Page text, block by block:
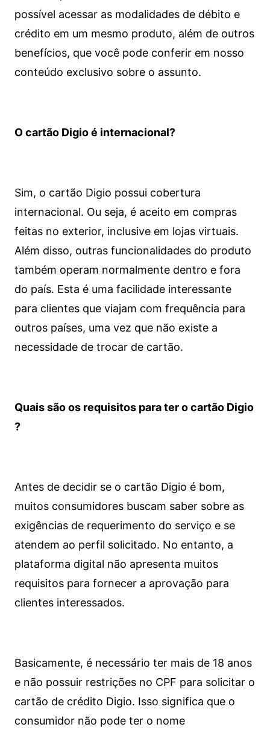
possível acessar as modalidades de débito e
crédito em um mesmo produto, além de outros
benefícios, que você pode conferir em nosso
conteúdo exclusivo sobre o assunto.
O cartão Digio é internacional?
Sim, o cartão Digio possui cobertura
internacional. Ou seja, é aceito em compras
feitas no exterior, inclusive em lojas virtuais.
Além disso, outras funcionalidades do produto
também operam normalmente dentro e fora
do país. Esta é uma facilidade interessante
para clientes que viajam com frequência para
outros países, uma vez que não existe a
necessidade de trocar de cartão.
Quais são os requisitos para ter o cartão Digio
?
Antes de decidir se o cartão Digio é bom,
muitos consumidores buscam saber sobre as
exigências de requerimento do serviço e se
atendem ao perfil solicitado. No entanto, a
plataforma digital não apresenta muitos
requisitos para fornecer a aprovação para
clientes interessados.
Basicamente, é necessário ter mais de 18 anos
e não possuir restrições no CPF para solicitar o
cartão de crédito Digio. Isso significa que o
consumidor não pode ter o nome